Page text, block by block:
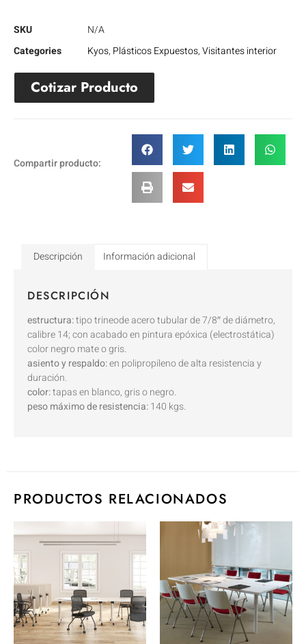
SKU
N/A
Categories
Kyos, Plásticos Expuestos,Visitantes interior
Cotizar Producto
Compartir producto:
Descripción Información adicional
DESCRIPCIÓN
estructura:tipo trineode acero tubular de 7/8″ de diámetro,
calibre 14; con acabado en pintura epóxica (electrostática)
color negro mate o gris.
asiento y respaldo:en polipropileno de alta resistencia y
duración.
color:tapas en blanco, gris o negro.
peso máximo de resistencia:140 kgs.
PRODUCTOS RELACIONADOS